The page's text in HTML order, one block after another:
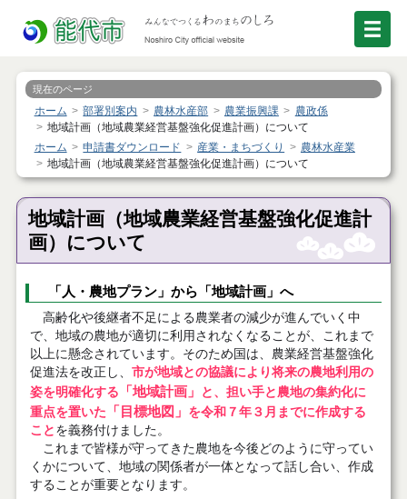
現在のページ
ホーム 部署別案内 農林水産部 農業振興課
農政係
地域計画（地域農業経営基盤強化促進計画）について
ホーム
申請書ダウンロード 産業・まちづくり
農林水産業
地域計画（地域農業経営基盤強化促進計画）について
地域計画（地域農業経営基盤強化促進計
画）について
「人・農地プラン」から「地域計画」へ
高齢化や後継者不足による農業者の減少が進んでいく中
で、地域の農地が適切に利用されなくなることが、これまで
以上に懸念されています。そのため国は、農業経営基盤強化
促進法を改正し、 市が地域との協議により将来の農地利用の
姿を明確化する
「地域計画」
と、担い手と農地の集約化に
重点を置いた
「目標地図」 を令和７年３月までに作成する
こと を義務付けました。
これまで皆様が守ってきた農地を今後どのように守ってい
くかについて、地域の関係者が一体となって話し合い、作成
することが重要となります。